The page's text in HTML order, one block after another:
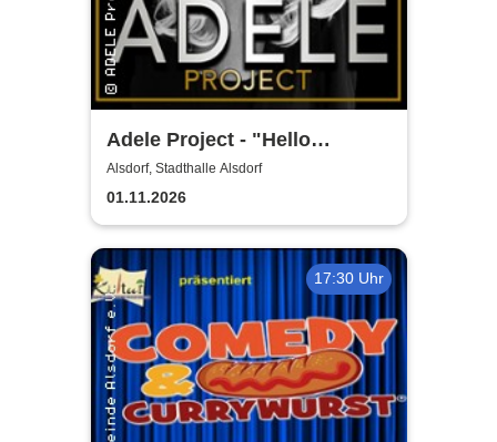
Adele Project - "Hello
München"
Alsdorf, Stadthalle Alsdorf
01.11.2026
17:30 Uhr